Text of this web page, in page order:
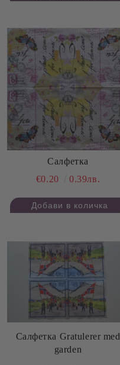
Салфетка
€0.20
0.39лв.
Салфетка Gratulerer med
garden